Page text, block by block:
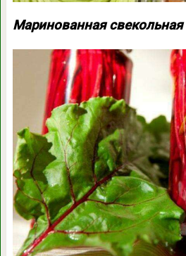
Маринованная свекольная